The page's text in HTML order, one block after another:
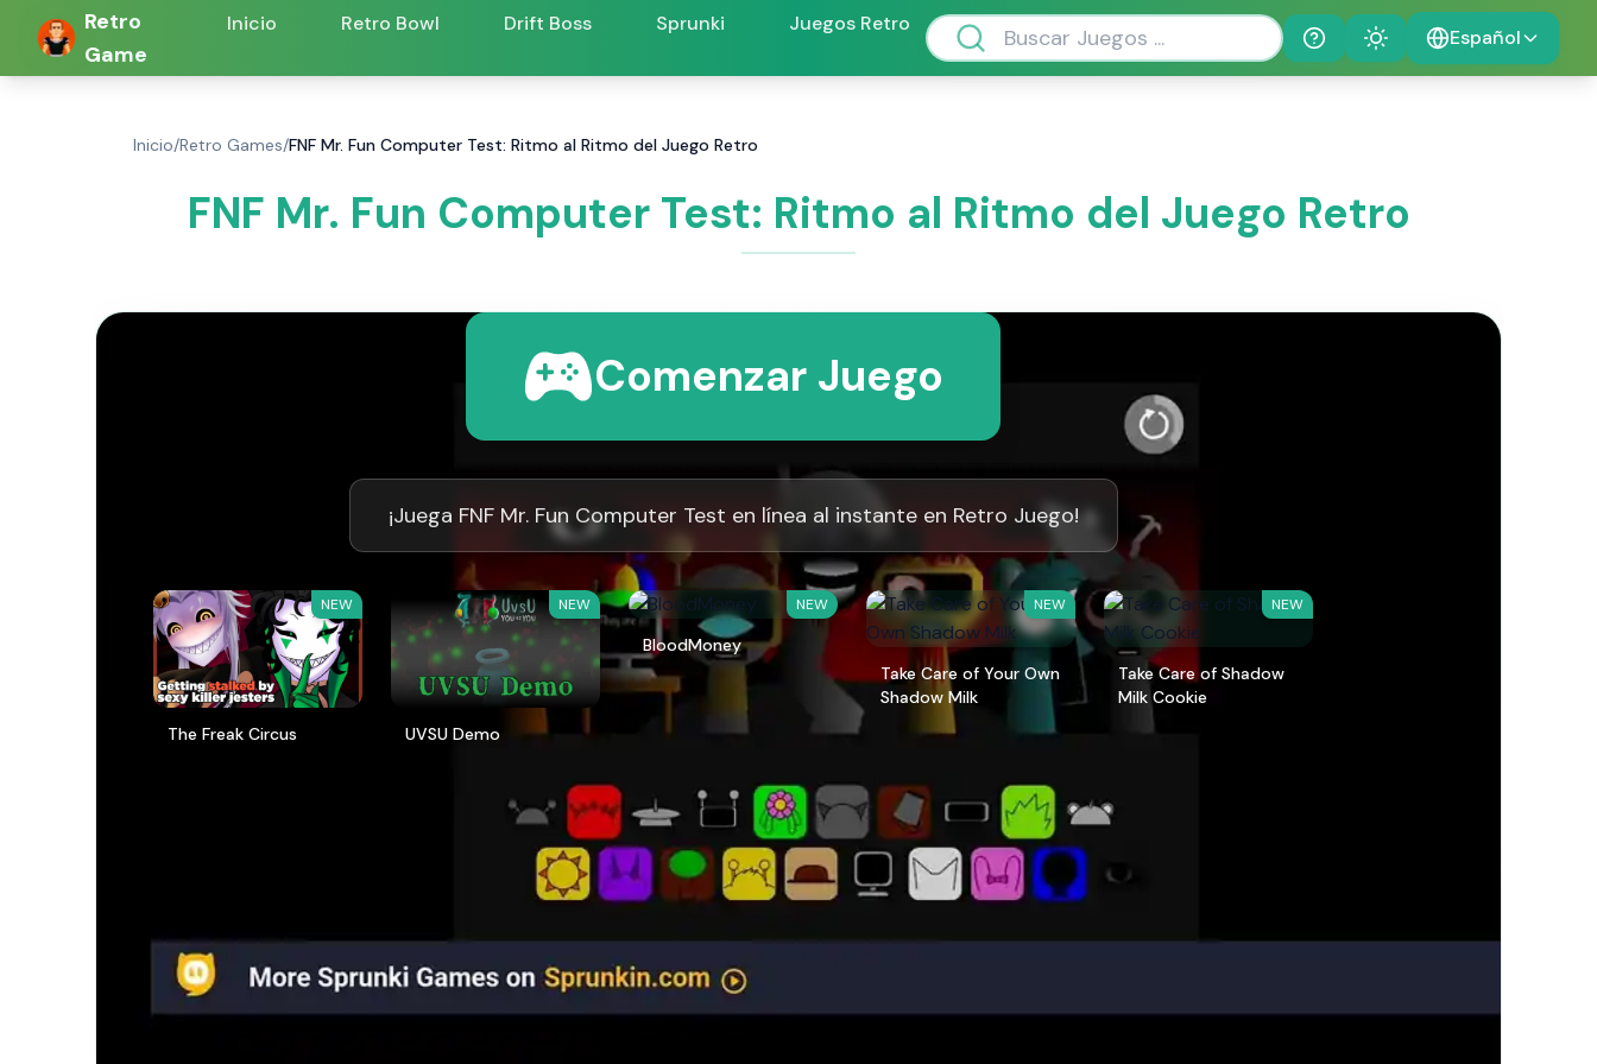
Retro
Game
Inicio Retro Bowl Drift Boss Sprunki
Juegos Retro
Help
Theme Español
Inicio/Retro Games/FNF Mr. Fun Computer Test: Ritmo al Ritmo del Juego Retro
FNF Mr. Fun Computer Test: Ritmo al Ritmo del Juego Retro
Comenzar Juego
¡Juega FNF Mr. Fun Computer Test en línea al instante en Retro Juego!
NEW
The Freak Circus
NEW
UVSU Demo
NEW
BloodMoney
NEW
Take Care of Your Own
Shadow Milk
NEW
Take Care of Shadow
Milk Cookie